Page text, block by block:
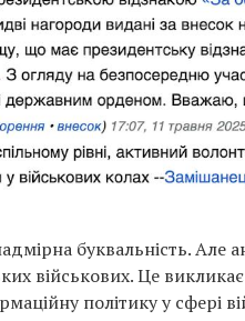
буквальність. Але
військових. Це
політику у сфері